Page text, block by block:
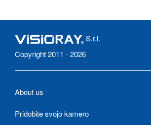
S.r.l.
Copyright 2011 - 2026
About us
Pridobite svojo kamero